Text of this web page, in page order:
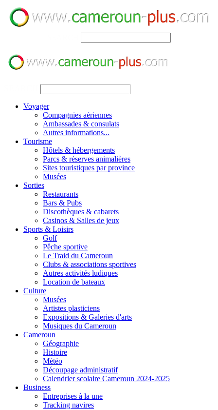
Voyager
Compagnies aériennes
Ambassades & consulats
Autres informations...
Tourisme
Hôtels & hébergements
Parcs & réserves animalières
Sites touristiques par province
Musées
Sorties
Restaurants
Bars & Pubs
Discothèques & cabarets
Casinos & Salles de jeux
Sports & Loisirs
Golf
Pêche sportive
Le Traid du Cameroun
Clubs & associations sportives
Autres activités ludiques
Location de bateaux
Culture
Musées
Artistes plasticiens
Expositions & Galeries d'arts
Musiques du Cameroun
Cameroun
Géographie
Histoire
Météo
Découpage administratif
Calendrier scolaire Cameroun 2024-2025
Business
Entreprises à la une
Tracking navires